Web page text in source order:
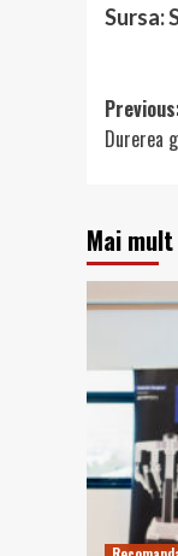
Sursa:
Post
Durerea
Mai mult